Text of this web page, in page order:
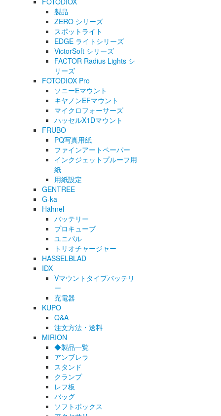
製品
ZERO シリーズ
スポットライト
EDGE ライトシリーズ
VictorSoft シリーズ
FACTOR Radius Lights シ
リーズ
FOTODIOX Pro
ソニーEマウント
キヤノンEFマウント
マイクロフォーサーズ
ハッセルX1Dマウント
FRUBO
PQ写真用紙
ファインアートペーパー
インクジェットプルーフ用
紙
用紙設定
GENTREE
G-ka
Hähnel
バッテリー
プロキューブ
ユニパル
トリオチャージャー
HASSELBLAD
IDX
Vマウントタイプバッテリ
ー
充電器
KUPO
Q&A
注文方法・送料
MIRION
◆製品一覧
アンブレラ
スタンド
クランプ
レフ板
バッグ
ソフトボックス